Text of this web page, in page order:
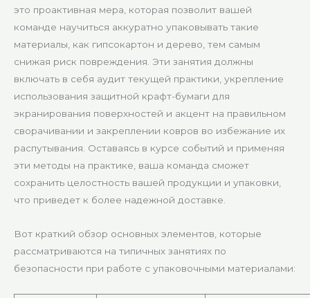
это проактивная мера, которая позволит вашей
команде научиться аккуратно упаковывать такие
материалы, как гипсокартон и дерево, тем самым
снижая риск повреждения. Эти занятия должны
включать в себя аудит текущей практики, укрепление
использования защитной крафт-бумаги для
экранирования поверхностей и акцент на правильном
сворачивании и закреплении ковров во избежание их
распутывания. Оставаясь в курсе событий и применяя
эти методы на практике, ваша команда сможет
сохранить целостность вашей продукции и упаковки,
что приведет к более надежной доставке.
Вот краткий обзор основных элементов, которые
рассматриваются на типичных занятиях по
безопасности при работе с упаковочными материалами: